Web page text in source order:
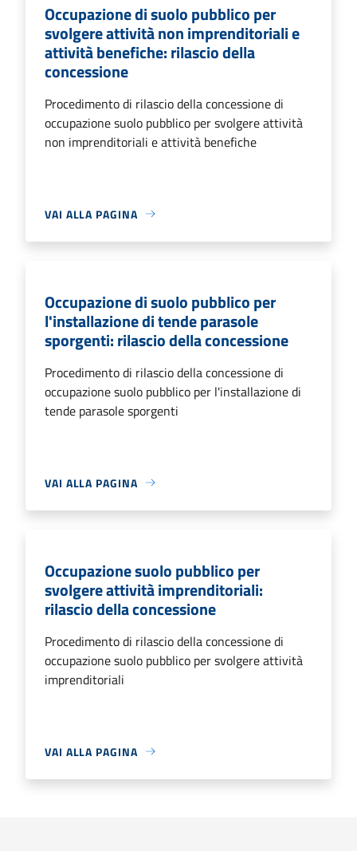
Occupazione di suolo pubblico per
svolgere attività non imprenditoriali e
attività benefiche: rilascio della
concessione
Procedimento di rilascio della concessione di
occupazione suolo pubblico per svolgere attività
non imprenditoriali e attività benefiche
VAI ALLA PAGINA
Occupazione di suolo pubblico per
l'installazione di tende parasole
sporgenti: rilascio della concessione
Procedimento di rilascio della concessione di
occupazione suolo pubblico per l'installazione di
tende parasole sporgenti
VAI ALLA PAGINA
Occupazione suolo pubblico per
svolgere attività imprenditoriali:
rilascio della concessione
Procedimento di rilascio della concessione di
occupazione suolo pubblico per svolgere attività
imprenditoriali
VAI ALLA PAGINA